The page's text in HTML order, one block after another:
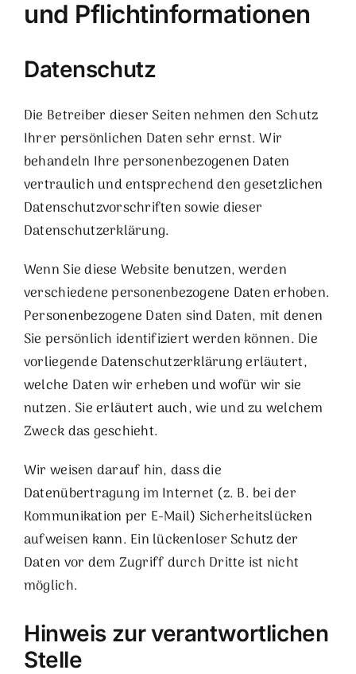
und Pflicht­informationen
Datenschutz
Die Betreiber dieser Seiten nehmen den Schutz
Ihrer persönlichen Daten sehr ernst. Wir
behandeln Ihre personenbezogenen Daten
vertraulich und entsprechend den gesetzlichen
Datenschutzvorschriften sowie dieser
Datenschutzerklärung.
Wenn Sie diese Website benutzen, werden
verschiedene personenbezogene Daten erhoben.
Personenbezogene Daten sind Daten, mit denen
Sie persönlich identifiziert werden können. Die
vorliegende Datenschutzerklärung erläutert,
welche Daten wir erheben und wofür wir sie
nutzen. Sie erläutert auch, wie und zu welchem
Zweck das geschieht.
Wir weisen darauf hin, dass die
Datenübertragung im Internet (z. B. bei der
Kommunikation per E-Mail) Sicherheitslücken
aufweisen kann. Ein lückenloser Schutz der
Daten vor dem Zugriff durch Dritte ist nicht
möglich.
Hinweis zur verantwortlichen
Stelle